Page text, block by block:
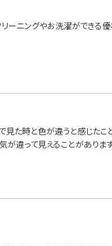
ーニングやお洗濯ができる優
た時と色が違うと感じた
違って見えることがありま